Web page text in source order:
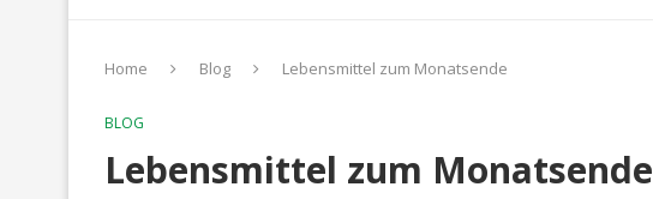
Home Blog Lebensmittel zum Monatsende
BLOG
Lebensmittel zum Monatsende